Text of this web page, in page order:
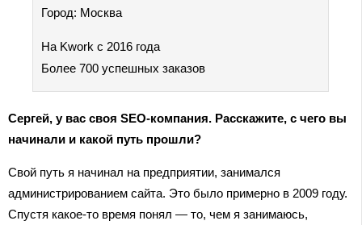
Город: Москва
На Kwork с 2016 года
Более 700 успешных заказов
Сергей, у вас своя SEO-компания. Расскажите, с чего вы
начинали и какой путь прошли?
Свой путь я начинал на предприятии, занимался
администрированием сайта. Это было примерно в 2009 году.
Спустя какое-то время понял — то, чем я занимаюсь,